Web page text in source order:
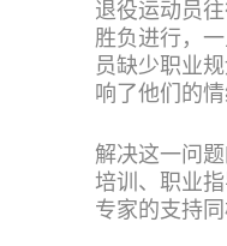
退役运动员
胜负进行，
员缺少职业
响了他们的
解决这一问
培训、职业
专家的支持